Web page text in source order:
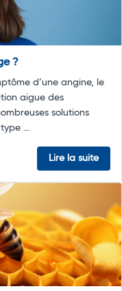
?
d’une angine, le
aigue des
solutions
...
Lire la suite